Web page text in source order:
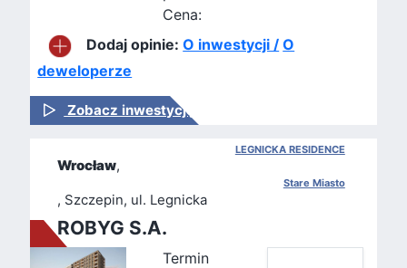
Cena:
Dodaj opinie:O inwestycji / O
deweloperze
Zobacz inwestycję
LEGNICKA RESIDENCE
Wrocław,
Stare Miasto
, Szczepin, ul. Legnicka
ROBYG S.A.
Termin